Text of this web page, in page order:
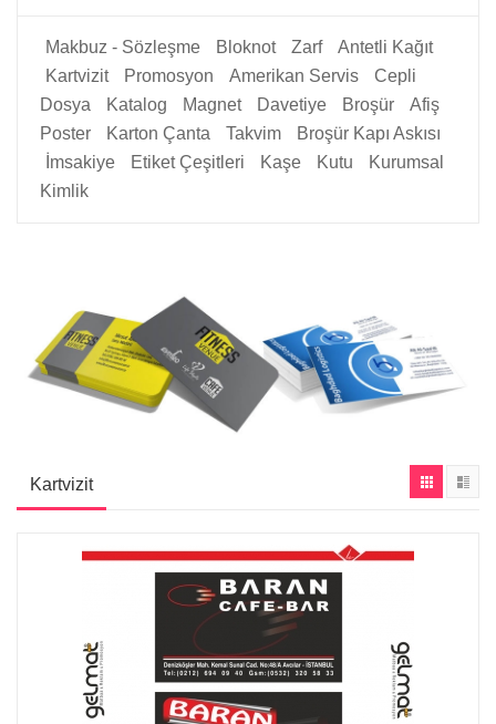
Makbuz - Sözleşme Bloknot Zarf
Antetli Kağıt
Kartvizit
Promosyon Amerikan Servis
Cepli
Dosya
Katalog Magnet Davetiye Broşür
Afiş
Poster
Karton Çanta Takvim
Broşür Kapı Askısı
İmsakiye
Etiket Çeşitleri Kaşe Kutu
Kurumsal
Kimlik
Kartvizit